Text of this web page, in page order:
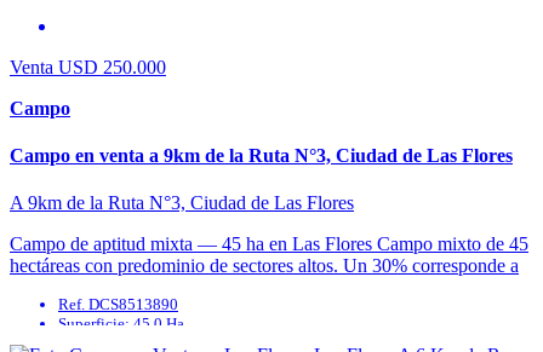
Venta USD 250.000
Campo
Campo en venta a 9km de la Ruta N°3, Ciudad de Las Flores
A 9km de la Ruta N°3, Ciudad de Las Flores
Campo de aptitud mixta — 45 ha en Las Flores Campo mixto de 45
hectáreas con predominio de sectores altos. Un 30% corresponde a
Ref. DCS8513890
Superficie: 45.0 Ha